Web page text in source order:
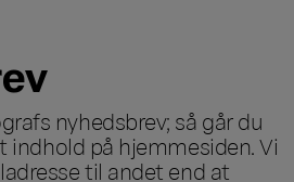
nyhedsbrev; så går du
indhold på hjemmesiden. Vi
til andet end at